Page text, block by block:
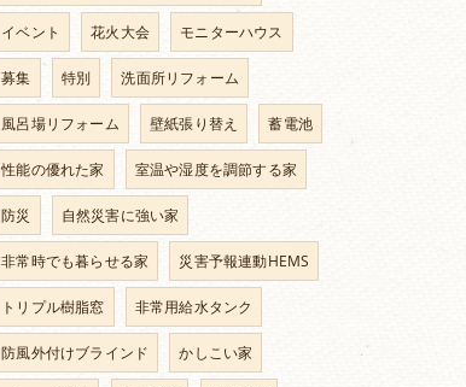
イベント 花火大会 モニターハウス
募集 特別 洗面所リフォーム
風呂場リフォーム 壁紙張り替え 蓄電池
性能の優れた家 室温や湿度を調節する家
防災 自然災害に強い家
非常時でも暮らせる家 災害予報連動HEMS
トリプル樹脂窓 非常用給水タンク
防風外付けブラインド かしこい家